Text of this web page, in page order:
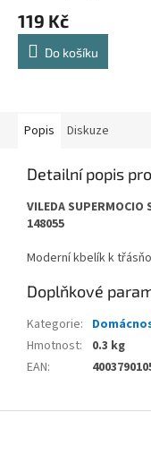
119 Kč
Do košíku
Popis Diskuze
Detailní popis
VILEDA SUPERMOCIO
148055
Moderní kbelík k
Doplňkové
Kategorie:
Hmotnost:
0.3 kg
EAN: